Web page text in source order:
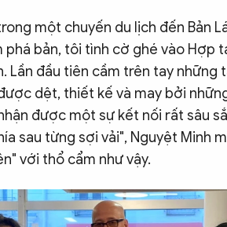
một chuyến du lịch đến Bản
phá bản, tôi tình cờ ghé vào Hợp
Lần đầu tiên cầm trên tay những
dệt, thiết kế và may bởi
được một sự kết nối rất sâu
sau từng sợi vải", Nguyệt Minh
với thổ cẩm như vậy.